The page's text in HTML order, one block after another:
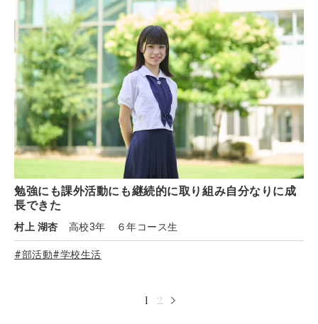
勉強にも課外活動にも継続的に取り組み自分なりに成
長できた
村上 湖杏 高校3年 ６年コース生
#部活動#学校生活
1 2